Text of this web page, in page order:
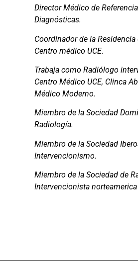
Director Médico de
Diagnósticas.
Coordinador de la
Centro médico UCE.
Trabaja como Radiólogo
Centro Médico UCE, Clinca
Médico Moderno.
Miembro de la Sociedad
Radiología.
Miembro de la Sociedad
Intervencionismo.
Miembro de la Sociedad de
Intervencionista norteamerica